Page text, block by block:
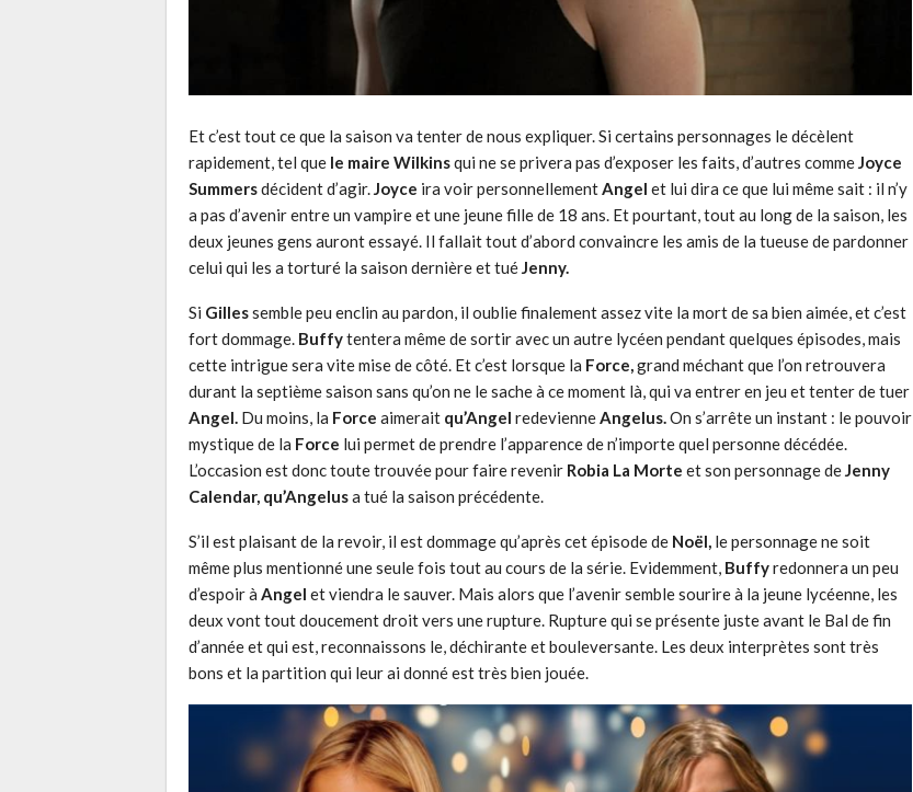
Et c’est tout ce que la saison va tenter de nous expliquer. Si certains personnages le décèlent
rapidement, tel que le maire Wilkinsqui ne se privera pas d’exposer les faits, d’autres commeJoyce
Summersdécident d’agir.Joyce ira voir personnellementAngel et lui dira ce que lui même sait : il n’y
a pas d’avenir entre un vampire et une jeune fille de 18 ans. Et pourtant, tout au long de la saison, les
deux jeunes gens auront essayé. Il fallait tout d’abord convaincre les amis de la tueuse de pardonner
celui qui les a torturé la saison dernière et tuéJenny.
Si Gillessemble peu enclin au pardon, il oublie finalement assez vite la mort de sa bien aimée, et c’est
fort dommage. Buffytentera même de sortir avec un autre lycéen pendant quelques épisodes, mais
cette intrigue sera vite mise de côté. Et c’est lorsque la Force,grand méchant que l’on retrouvera
durant la septième saison sans qu’on ne le sache à ce moment là, qui va entrer en jeu et tenter de tuer
Angel. Du moins, la Force aimerait qu’Angel redevienneAngelus.On s’arrête un instant : le pouvoir
mystique de la Force lui permet de prendre l’apparence de n’importe quel personne décédée.
L’occasion est donc toute trouvée pour faire revenir Robia La Morte et son personnage deJenny
Calendar, qu’Angelusa tué la saison précédente.
S’il est plaisant de la revoir, il est dommage qu’après cet épisode de Noël, le personnage ne soit
même plus mentionné une seule fois tout au cours de la série. Evidemment, Buffyredonnera un peu
d’espoir à Angel et viendra le sauver. Mais alors que l’avenir semble sourire à la jeune lycéenne, les
deux vont tout doucement droit vers une rupture. Rupture qui se présente juste avant le Bal de fin
d’année et qui est, reconnaissons le, déchirante et bouleversante. Les deux interprètes sont très
bons et la partition qui leur ai donné est très bien jouée.